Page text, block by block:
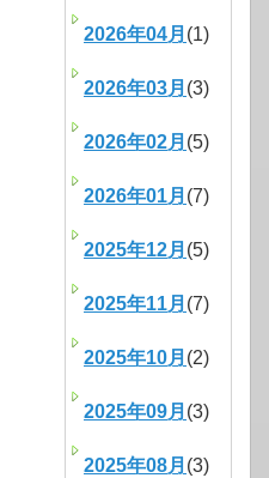
2026年04月 (1)
2026年03月 (3)
2026年02月 (5)
2026年01月 (7)
2025年12月 (5)
2025年11月 (7)
2025年10月 (2)
2025年09月 (3)
2025年08月 (3)